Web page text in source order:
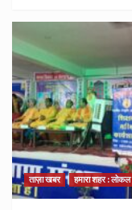
ताज़ा खबर हमारा शहर :